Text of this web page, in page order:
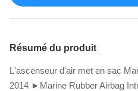
Résumé du produit
L'ascenseur d'air met en sac
2014 ►Marine Rubber Airbag